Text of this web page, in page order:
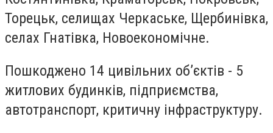
Торецьк, селищах Черкаське, Щербинівка,
селах Гнатівка, Новоекономічне.
Пошкоджено 14 цивільних об’єктів - 5
житлових будинків, підприємства,
автотранспорт, критичну інфраструктуру.